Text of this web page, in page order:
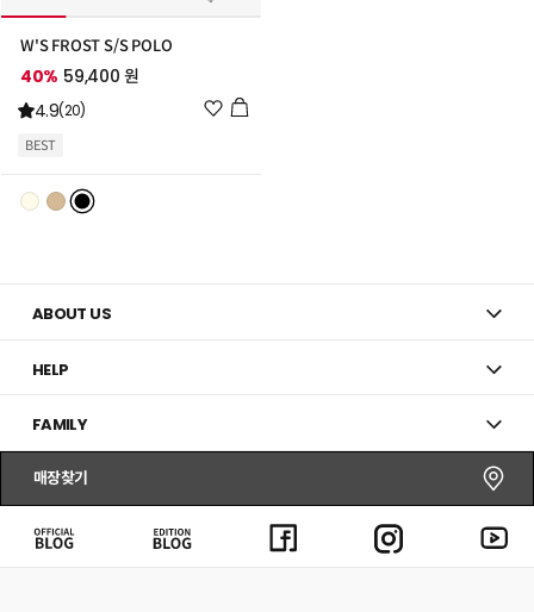
W'S FROST S/S POLO
59,400 원
40%
위
4.9(20)
BEST
ABOUT US
HELP
FAMILY
매장찾기